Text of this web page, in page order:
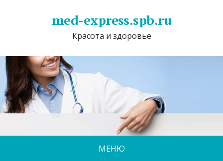
med-express.spb.ru
Красота и здоровье
МЕНЮ